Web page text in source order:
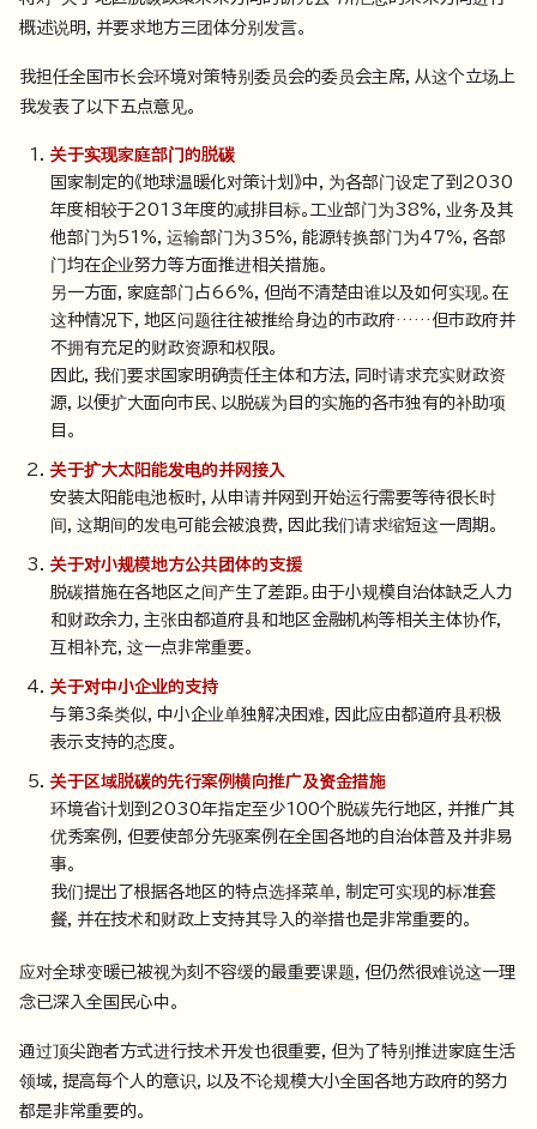
概述说明，并要求地方三团体分别发言。
我担任全国市长会环境对策特别委员会的委员会主席，从这个立场上
我发表了以下五点意见。
关于实现家庭部门的脱碳
国家制定的《地球温暖化对策计划》中，为各部门设定了到2030
年度相较于2013年度的减排目标。工业部门为38%，业务及其
他部门为51%，运输部门为35%，能源转换部门为47%，各部
门均在企业努力等方面推进相关措施。
另一方面，家庭部门占66%，但尚不清楚由谁以及如何实现。在
这种情况下，地区问题往往被推给身边的市政府……但市政府并
不拥有充足的财政资源和权限。
因此，我们要求国家明确责任主体和方法，同时请求充实财政资
源，以便扩大面向市民、以脱碳为目的实施的各市独有的补助项
目。
关于扩大太阳能发电的并网接入
安装太阳能电池板时，从申请并网到开始运行需要等待很长时
间，这期间的发电可能会被浪费，因此我们请求缩短这一周期。
关于对小规模地方公共团体的支援
脱碳措施在各地区之间产生了差距。由于小规模自治体缺乏人力
和财政余力，主张由都道府县和地区金融机构等相关主体协作，
互相补充，这一点非常重要。
关于对中小企业的支持
与第3条类似，中小企业单独解决困难，因此应由都道府县积极
表示支持的态度。
关于区域脱碳的先行案例横向推广及资金措施
环境省计划到2030年指定至少100个脱碳先行地区，并推广其
优秀案例，但要使部分先驱案例在全国各地的自治体普及并非易
事。
我们提出了根据各地区的特点选择菜单，制定可实现的标准套
餐，并在技术和财政上支持其导入的举措也是非常重要的。
应对全球变暖已被视为刻不容缓的最重要课题，但仍然很难说这一理
念已深入全国民心中。
通过顶尖跑者方式进行技术开发也很重要，但为了特别推进家庭生活
领域，提高每个人的意识，以及不论规模大小全国各地方政府的努力
都是非常重要的。